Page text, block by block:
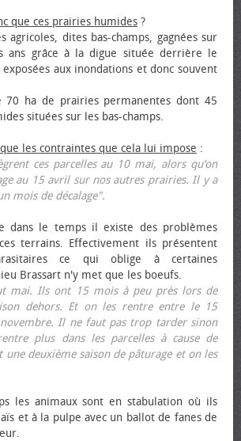
que ces prairies humides ?
agricoles, dites bas-champs, gagnées sur
ans grâce à la digue située derrière le
aux inondations et donc souvent
70 ha de prairies permanentes dont 45
situées sur les bas-champs.
les contraintes que cela lui impose :
ces parcelles au 10 mai, alors qu’on
au 15 avril sur nos autres prairies. Il y a
mois de décalage".
dans le temps il existe des problèmes
terrains. Effectivement ils présentent
ce qui oblige à certaines
Brassart n'y met que les bœufs.
mai. Ils ont 15 mois à peu près lors de
dehors. Et on les rentre entre le 15
Il ne faut pas trop tarder sinon
plus dans les parcelles à cause de
une deuxième saison de pâturage et on les
les animaux sont en stabulation où ils
et à la pulpe avec un ballot de fanes de